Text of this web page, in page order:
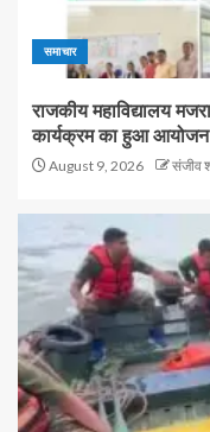
समाचार
राजकीय महाविद्यालय
कार्यक्रम का हुआ आयोजन
August 9, 2026 संजीव